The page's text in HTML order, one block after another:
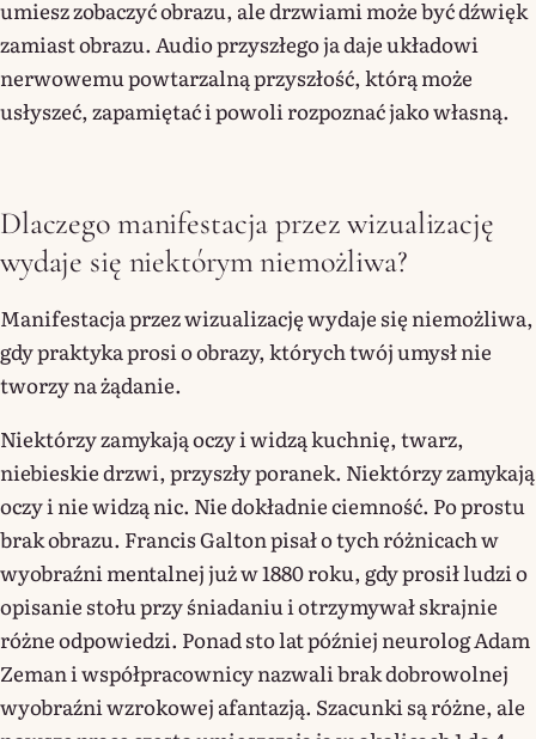
umiesz zobaczyć obrazu, ale drzwiami może być dźwięk
zamiast obrazu. Audio przyszłego ja daje układowi
nerwowemu powtarzalną przyszłość, którą może
usłyszeć, zapamiętać i powoli rozpoznać jako własną.
Dlaczego manifestacja przez wizualizację
wydaje się niektórym niemożliwa?
Manifestacja przez wizualizację wydaje się niemożliwa,
gdy praktyka prosi o obrazy, których twój umysł nie
tworzy na żądanie.
Niektórzy zamykają oczy i widzą kuchnię, twarz,
niebieskie drzwi, przyszły poranek. Niektórzy zamykają
oczy i nie widzą nic. Nie dokładnie ciemność. Po prostu
brak obrazu. Francis Galton pisał o tych różnicach w
wyobraźni mentalnej już w 1880 roku, gdy prosił ludzi o
opisanie stołu przy śniadaniu i otrzymywał skrajnie
różne odpowiedzi. Ponad sto lat później neurolog Adam
Zeman i współpracownicy nazwali brak dobrowolnej
wyobraźni wzrokowej afantazją. Szacunki są różne, ale